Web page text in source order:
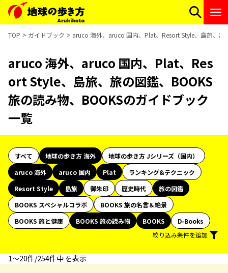
TOP ガイドブック aruco 海外、aruco 国内、Plat、Resort Style、島旅、旅
aruco 海外、aruco 国内、Plat、Res
ort Style、島旅、旅の図鑑、BOOKS
旅の読み物、BOOKSのガイドブック
一覧
すべて 地球の歩き方 海外
地球の歩き方 Jシリーズ（国内）
aruco 海外
aruco 国内 Plat
ランキング&テクニック
Resort Style
島旅 御朱印 歴史時代
旅の図鑑
BOOKS スペシャルコラボ
BOOKS 旅の名言＆絶景
BOOKS 旅と健康
BOOKS 旅の読み物 BOOKS
D-Books
絞り込み条件を追加
1〜20件/254件中 を表示